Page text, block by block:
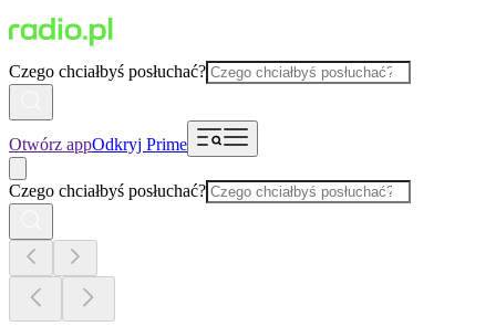
Czego chciałbyś posłuchać?
Otwórz appOdkryj Prime
Czego chciałbyś posłuchać?